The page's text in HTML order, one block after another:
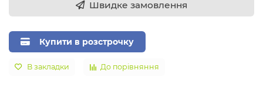
Швидке замовлення
Купити в розстрочку
В закладки До порівняння